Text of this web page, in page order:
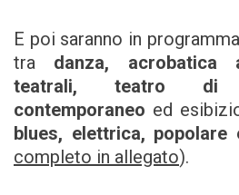
E poi saranno in
tra danza, acrobatica
teatrali, teatro di
contemporaneo ed
blues, elettrica, popolare
completo in allegato).